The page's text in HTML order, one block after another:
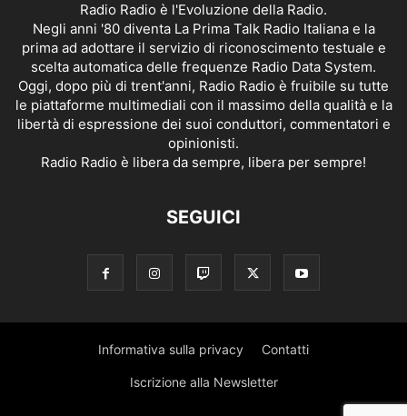
Radio Radio è l'Evoluzione della Radio.
Negli anni '80 diventa La Prima Talk Radio Italiana e la
prima ad adottare il servizio di riconoscimento testuale e
scelta automatica delle frequenze Radio Data System.
Oggi, dopo più di trent'anni, Radio Radio è fruibile su tutte
le piattaforme multimediali con il massimo della qualità e la
libertà di espressione dei suoi conduttori, commentatori e
opinionisti.
Radio Radio è libera da sempre, libera per sempre!
SEGUICI
Informativa sulla privacy Contatti
Iscrizione alla Newsletter